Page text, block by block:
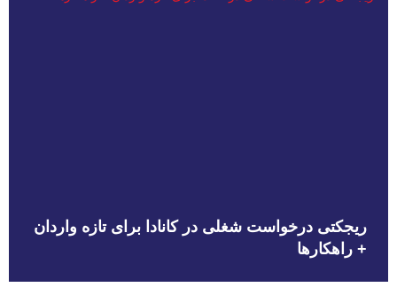
ریجکتی درخواست شغلی در کانادا برای تازه واردان
+ راهکارها